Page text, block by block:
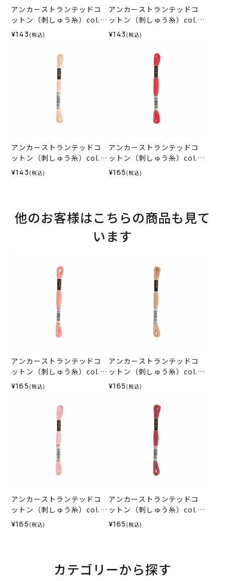
アンカーストランテッドコ
ットン（刺しゅう糸）col.1
015
¥143 (税込)
アンカーストランテッドコ
ットン（刺しゅう糸）col.1
014
¥143 (税込)
アンカーストランテッドコ
ットン（刺しゅう糸）col.1
012
¥143 (税込)
アンカーストランテッドコ
ットン（刺しゅう糸）col.0
035
¥165 (税込)
他のお客様はこちらの商品も見て
います
アンカーストランテッドコ
ットン（刺しゅう糸）col.0
008
¥165 (税込)
アンカーストランテッドコ
ットン（刺しゅう糸）col.0
367
¥165 (税込)
アンカーストランテッドコ
ットン（刺しゅう糸）col.0
023
¥165 (税込)
アンカーストランテッドコ
ットン（刺しゅう糸）col.1
027
¥165 (税込)
カテゴリーから探す